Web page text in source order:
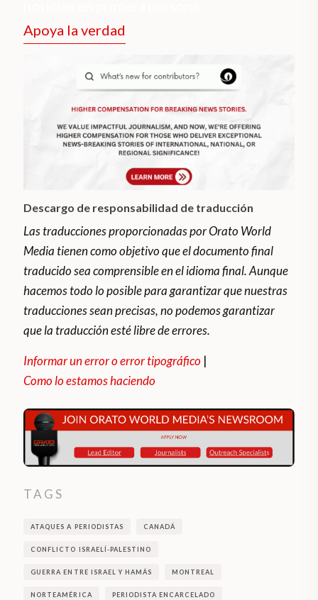
Apoya la verdad
Descargo de responsabilidad de traducción
Las traducciones proporcionadas por Orato World
Media tienen como objetivo que el documento final
traducido sea comprensible en el idioma final. Aunque
hacemos todo lo posible para garantizar que nuestras
traducciones sean precisas, no podemos garantizar
que la traducción esté libre de errores.
Informar un error o error tipográfico |
Como lo estamos haciendo
TAGS
ATAQUES A PERIODISTAS CANADÁ
CONFLICTO ISRAELÍ-PALESTINO
GUERRA ENTRE ISRAEL Y HAMÁS MONTREAL
NORTEAMÉRICA PERIODISTA ENCARCELADO